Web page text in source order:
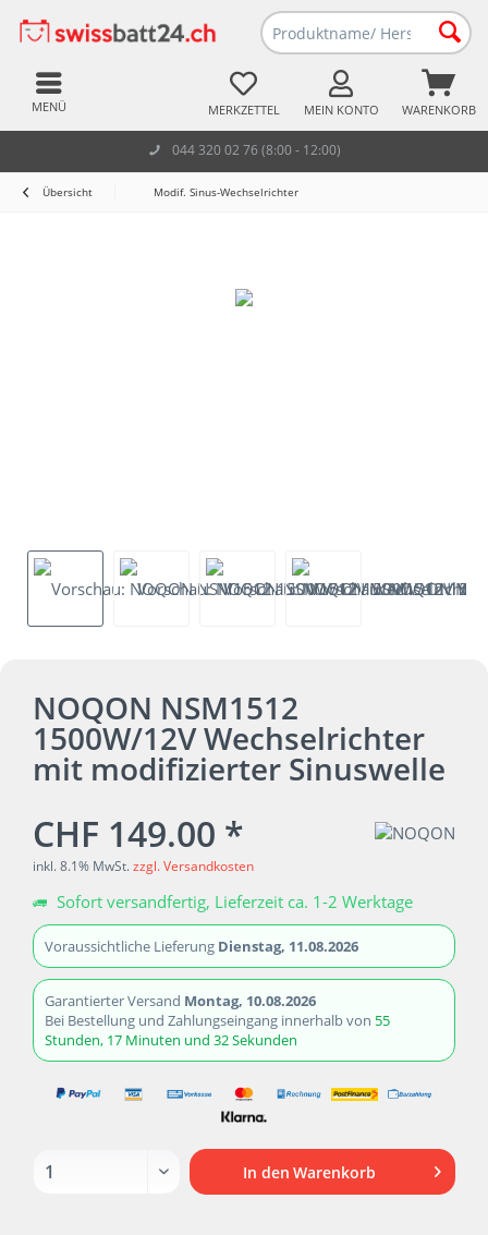
044 320 02 76 (8:00 - 12:00)
WARENKORB
MERKZETTEL MEIN KONTO
MENÜ
Übersicht Modif. Sinus-Wechselrichter
NOQON NSM1512
1500W/12V Wechselrichter
mit modifizierter Sinuswelle
CHF 149.00 *
inkl. 8.1% MwSt.zzgl. Versandkosten
Sofort versandfertig, Lieferzeit ca. 1-2 Werktage
Voraussichtliche Lieferung Dienstag, 11.08.2026
Garantierter Versand Montag, 10.08.2026
Bei Bestellung und Zahlungseingang innerhalb von 55
Stunden, 17 Minuten und 32 Sekunden
In den Warenkorb